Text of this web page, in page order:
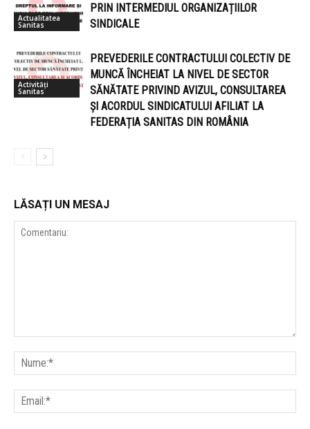
Actualitatea
Sanitas
PRIN INTERMEDIUL ORGANIZAȚIILOR
SINDICALE
Activități
Sanitas
PREVEDERILE CONTRACTULUI COLECTIV DE
MUNCĂ ÎNCHEIAT LA NIVEL DE SECTOR
SĂNĂTATE PRIVIND AVIZUL, CONSULTAREA
ȘI ACORDUL SINDICATULUI AFILIAT LA
FEDERAȚIA SANITAS DIN ROMÂNIA
LĂSAȚI UN MESAJ